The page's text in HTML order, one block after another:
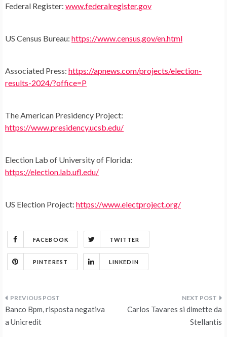
Federal Register: www.federalregister.gov
US Census Bureau: https://www.census.gov/en.html
Associated Press: https://apnews.com/projects/election-
results-2024/?office=P
The American Presidency Project:
https://www.presidency.ucsb.edu/
Election Lab of University of Florida:
https://election.lab.ufl.edu/
US Election Project: https://www.electproject.org/
FACEBOOK TWITTER
PINTEREST LINKEDIN
Navigazione
articoli
Banco Bpm, risposta negativa
a Unicredit
Carlos Tavares si dimette da
Stellantis